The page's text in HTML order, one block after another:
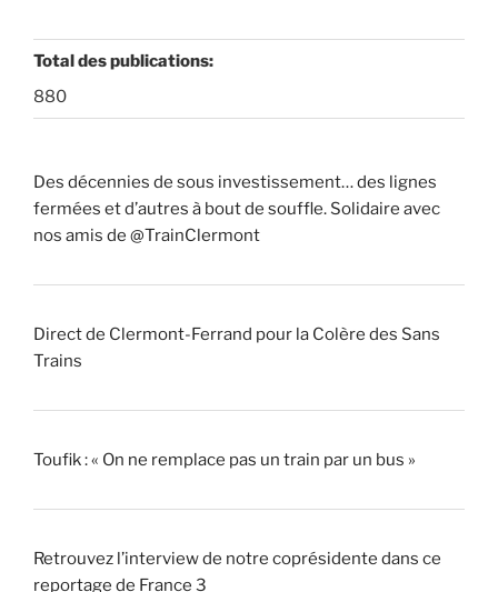
Total des publications:
880
Des décennies de sous investissement… des lignes
fermées et d’autres à bout de souffle. Solidaire avec
nos amis de @TrainClermont
Direct de Clermont-Ferrand pour la Colère des Sans
Trains
Toufik : « On ne remplace pas un train par un bus »
Retrouvez l’interview de notre coprésidente dans ce
reportage de France 3